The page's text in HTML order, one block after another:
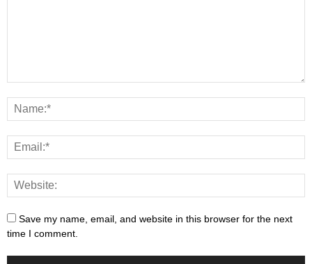
Save my name, email, and website in this browser for the next
time I comment.